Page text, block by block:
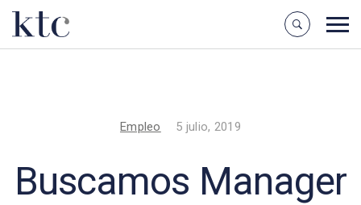
Empleo 5 julio, 2019
Buscamos Manager